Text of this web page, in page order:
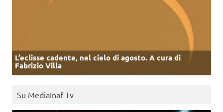
L’eclisse cadente, nel cielo di agosto. A cura di
Fabrizio Villa
Su MediaInaf Tv